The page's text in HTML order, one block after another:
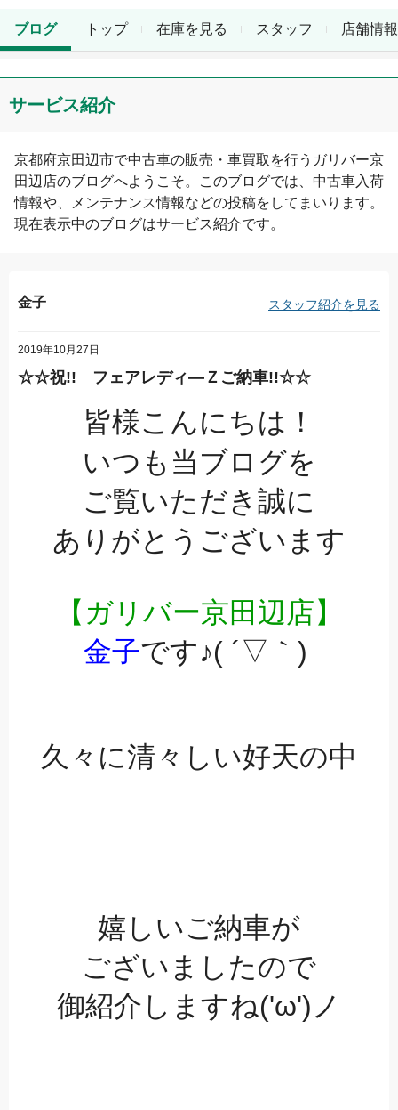
トップ 在庫を見る スタッフ 店舗情報
ブログ
サービス紹介
京都府京田辺市で中古車の販売・車買取を行う ガリバー京
田辺店のブログへようこそ。このブログでは、中古車入荷
情報や、メンテナンス情報などの投稿をしてまいります。
現在表示中のブログはサービス紹介です。
金子 スタッフ紹介を見る
2019年10月27日
☆☆祝!! フェアレディ―Ｚご納車!!☆☆
皆様こんにちは！
いつも当ブログを
ご覧いただき誠に
ありがとうございます
【ガリバー京田辺店】
金子です♪( ´▽｀)
久々に清々しい好天の中
嬉しいご納車が
ございましたので
御紹介しますね('ω')ノ